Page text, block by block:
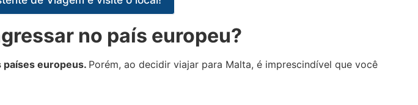
no país europeu?
países europeus. Porém, ao decidir viajar para Malta, é imprescindível que você